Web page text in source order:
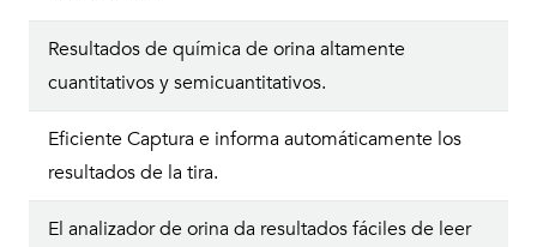
Resultados de química de orina altamente
cuantitativos y semicuantitativos.
Eficiente Captura e informa automáticamente los
resultados de la tira.
El analizador de orina da resultados fáciles de leer